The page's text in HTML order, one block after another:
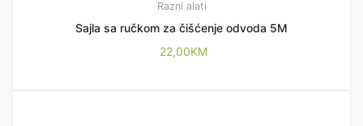
Razni alati
Sajla sa ručkom za čišćenje odvoda 5M
22,00KM